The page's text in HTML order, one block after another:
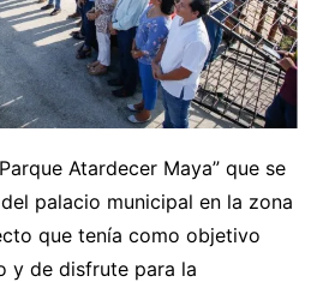
Atardecer Maya” que se
palacio municipal en la zona
que tenía como objetivo
y de disfrute para la